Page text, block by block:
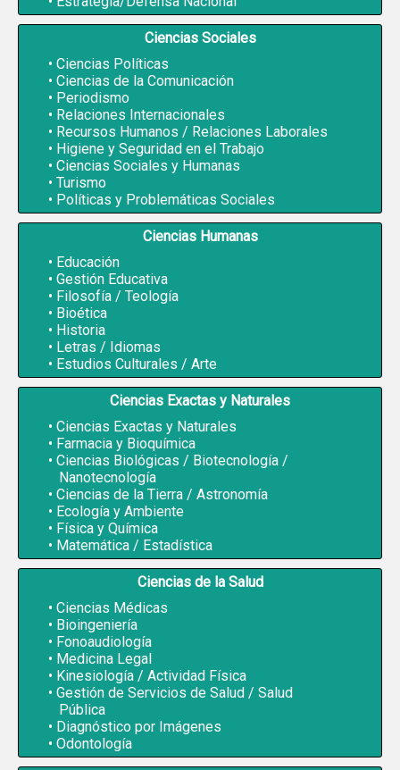
Ciencias Sociales
Ciencias Políticas
Ciencias de la Comunicación
Periodismo
Relaciones Internacionales
Recursos Humanos / Relaciones Laborales
Higiene y Seguridad en el Trabajo
Ciencias Sociales y Humanas
Turismo
Políticas y Problemáticas Sociales
Ciencias Humanas
Educación
Gestión Educativa
Filosofía / Teología
Bioética
Historia
Letras / Idiomas
Estudios Culturales / Arte
Ciencias Exactas y Naturales
Ciencias Exactas y Naturales
Farmacia y Bioquímica
Ciencias Biológicas / Biotecnología /
Nanotecnología
Ciencias de la Tierra / Astronomía
Ecología y Ambiente
Física y Química
Matemática / Estadística
Ciencias de la Salud
Ciencias Médicas
Bioingeniería
Fonoaudiología
Medicina Legal
Kinesiología / Actividad Física
Gestión de Servicios de Salud / Salud
Pública
Diagnóstico por Imágenes
Odontología